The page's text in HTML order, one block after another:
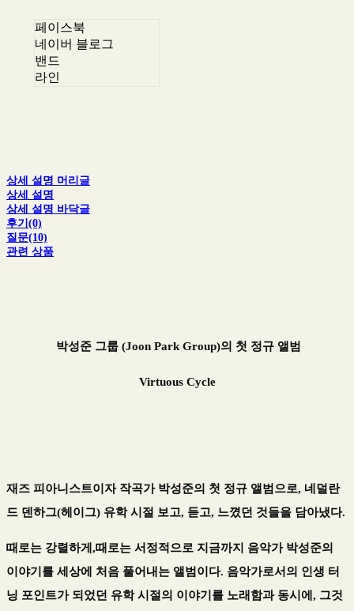
페이스북
네이버 블로그
밴드
라인
상세 설명 머리글
상세 설명
상세 설명 바닥글
후기(0)
질문(10)
관련 상품
박성준 그룹 (Joon Park Group)의 첫 정규 앨범
Virtuous Cycle
재즈 피아니스트이자 작곡가 박성준의 첫 정규 앨범으로, 네덜란
드 덴하그(헤이그) 유학 시절 보고, 듣고, 느꼈던 것들을 담아냈다.
때로는 강렬하게,때로는 서정적으로 지금까지 음악가 박성준의
이야기를 세상에 처음 풀어내는 앨범이다. 음악가로서의 인생 터
닝 포인트가 되었던 유학 시절의 이야기를 노래함과 동시에, 그것